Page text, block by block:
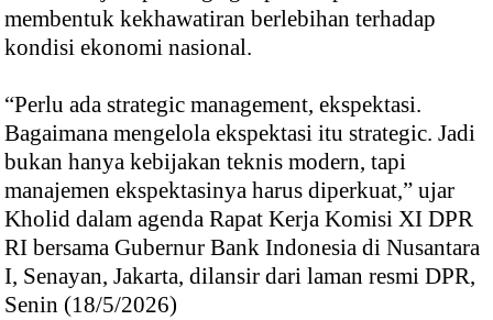
membentuk kekhawatiran berlebihan terhadap
kondisi ekonomi nasional.
“Perlu ada strategic management, ekspektasi.
Bagaimana mengelola ekspektasi itu strategic. Jadi
bukan hanya kebijakan teknis modern, tapi
manajemen ekspektasinya harus diperkuat,” ujar
Kholid dalam agenda Rapat Kerja Komisi XI DPR
RI bersama Gubernur Bank Indonesia di Nusantara
I, Senayan, Jakarta, dilansir dari laman resmi DPR,
Senin (18/5/2026)